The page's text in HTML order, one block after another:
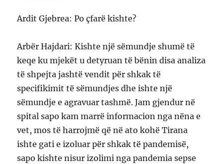
Ardit Gjebrea: Po çfarë kishte?
Arbër Hajdari: Kishte një sëmundje shumë të
keqe ku mjekët u detyruan të bënin disa analiza
të shpejta jashtë vendit për shkak të
specifikimit të sëmundjes dhe ishte një
sëmundje e agravuar tashmë. Jam gjendur në
spital sapo kam marrë informacion nga nëna e
vet, mos të harrojmë që në ato kohë Tirana
ishte gati e izoluar për shkak të pandemisë,
sapo kishte nisur izolimi nga pandemia sepse